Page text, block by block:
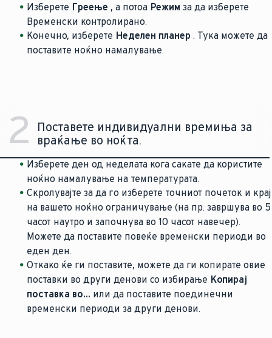
Изберете Греење , а потоа Режим за да изберете
Временски контролирано.
Конечно, изберете Неделен планер . Тука можете да
поставите ноќно намалување.
2
Поставете индивидуални времиња за
враќање во ноќта.
Изберете ден од неделата кога сакате да користите
ноќно намалување на температурата.
Скролувајте за да го изберете точниот почеток и крај
на вашето ноќно ограничување (на пр. завршува во 5
часот наутро и започнува во 10 часот навечер).
Можете да поставите повеќе временски периоди во
еден ден.
Откако ќе ги поставите, можете да ги копирате овие
поставки во други денови со избирање Копирај
поставка во... или да поставите поединечни
временски периоди за други денови.